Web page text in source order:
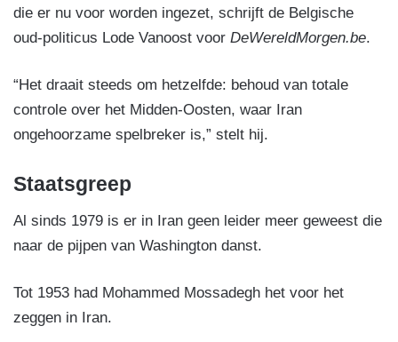
die er nu voor worden ingezet, schrijft de Belgische
oud-politicus Lode Vanoost voor DeWereldMorgen.be.
“Het draait steeds om hetzelfde: behoud van totale
controle over het Midden-Oosten, waar Iran
ongehoorzame spelbreker is,” stelt hij.
Staatsgreep
Al sinds 1979 is er in Iran geen leider meer geweest die
naar de pijpen van Washington danst.
Tot 1953 had Mohammed Mossadegh het voor het
zeggen in Iran.